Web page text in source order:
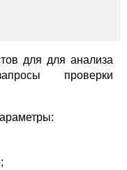
для для анализа
проверки